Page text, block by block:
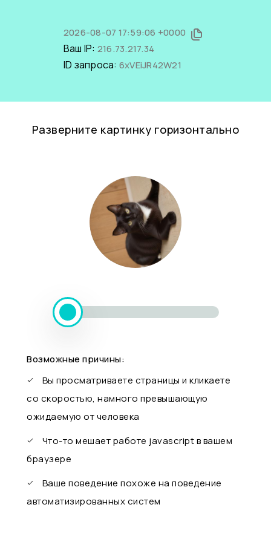
2026-08-07 17:59:06 +0000
Ваш IP: 216.73.217.34
ID запроса: 6xVEiJR42W21
Разверните картинку горизонтально
Возможные причины:
Вы просматриваете страницы и кликаете
со скоростью, намного превышающую
ожидаемую от человека
Что-то мешает работе javascript в вашем
браузере
Ваше поведение похоже на поведение
автоматизированных систем